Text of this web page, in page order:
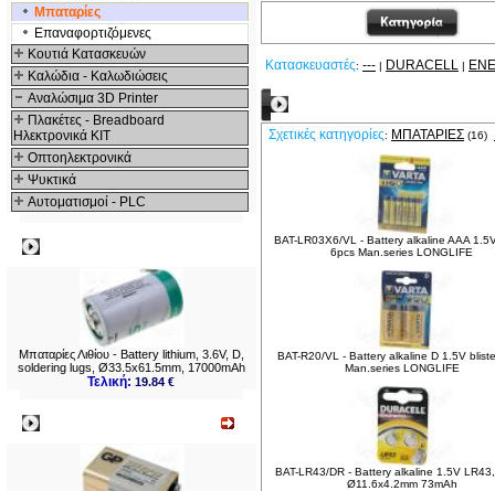
Μπαταρίες
Επαναφορτιζόμενες
Κουτιά Κατασκευών
Καλώδια - Καλωδιώσεις
Αναλώσιμα 3D Printer
Πλακέτες - Breadboard
Ηλεκτρονικά ΚΙΤ
Οπτοηλεκτρονικά
Ψυκτικά
Αυτοματισμοί - PLC
Μπαταρίες Λιθίου - Battery lithium, 3.6V, D,
soldering lugs, Ø33.5x61.5mm, 17000mAh
Τελική:19.84 €
Κατασκευαστές: --- | DURACELL |
Σχετικές κατηγορίες: ΜΠΑΤΑΡΊΕΣ (16)
BAT-LR03X6/VL - Battery alkaline AAA
6pcs Man.series LONGLIFE
BAT-R20/VL - Battery alkaline D 1.5V
Man.series LONGLIFE
BAT-LR43/DR - Battery alkaline 1.5V
Ø11.6x4.2mm 73mAh